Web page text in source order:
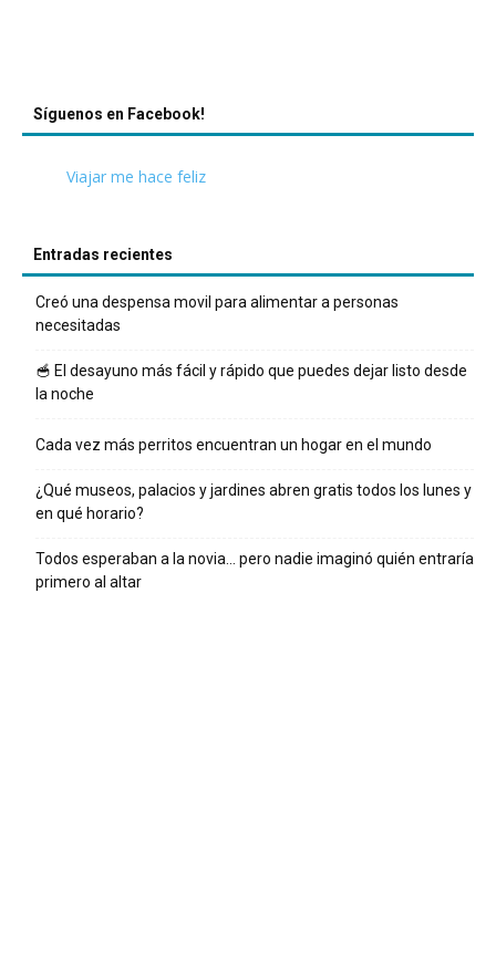
Síguenos en Facebook!
Viajar me hace feliz
Entradas recientes
Creó una despensa movil para alimentar a personas
necesitadas
🥣 El desayuno más fácil y rápido que puedes dejar listo desde
la noche
Cada vez más perritos encuentran un hogar en el mundo
¿Qué museos, palacios y jardines abren gratis todos los lunes y
en qué horario?
Todos esperaban a la novia… pero nadie imaginó quién entraría
primero al altar